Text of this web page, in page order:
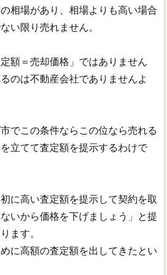
相場があり、相場よりも高い場合
い限り売れません。
額＝売却価格」ではありません
のは不動産会社でありませんよ
でこの条件ならこの位なら売れる
立てて査定額を提示するわけで
に高い査定額を提示して契約を取
いから価格を下げましょう」と提
ます。
に高額の査定額を出してきたとい